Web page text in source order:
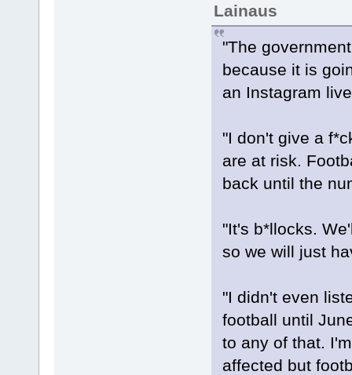
Lainaus
"The
because it is
an Instagram
"I don't give a
are at risk.
back until the
"It's b*llocks.
so we will just
"I didn't even
football until
to any of that.
affected but